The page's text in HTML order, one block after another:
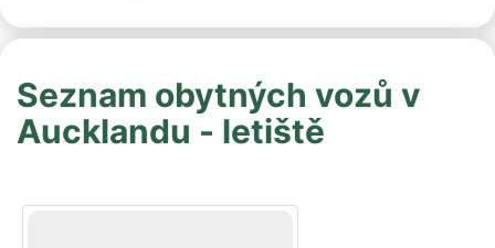
Seznam obytných vozů v
Aucklandu - letiště